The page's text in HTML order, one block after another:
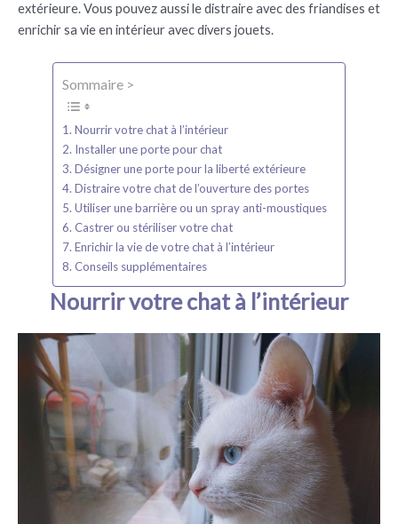
extérieure. Vous pouvez aussi le distraire avec des friandises et
enrichir sa vie en intérieur avec divers jouets.
Sommaire >
Nourrir votre chat à l’intérieur
Installer une porte pour chat
Désigner une porte pour la liberté extérieure
Distraire votre chat de l’ouverture des portes
Utiliser une barrière ou un spray anti-moustiques
Castrer ou stériliser votre chat
Enrichir la vie de votre chat à l’intérieur
Conseils supplémentaires
Nourrir votre chat à l’intérieur